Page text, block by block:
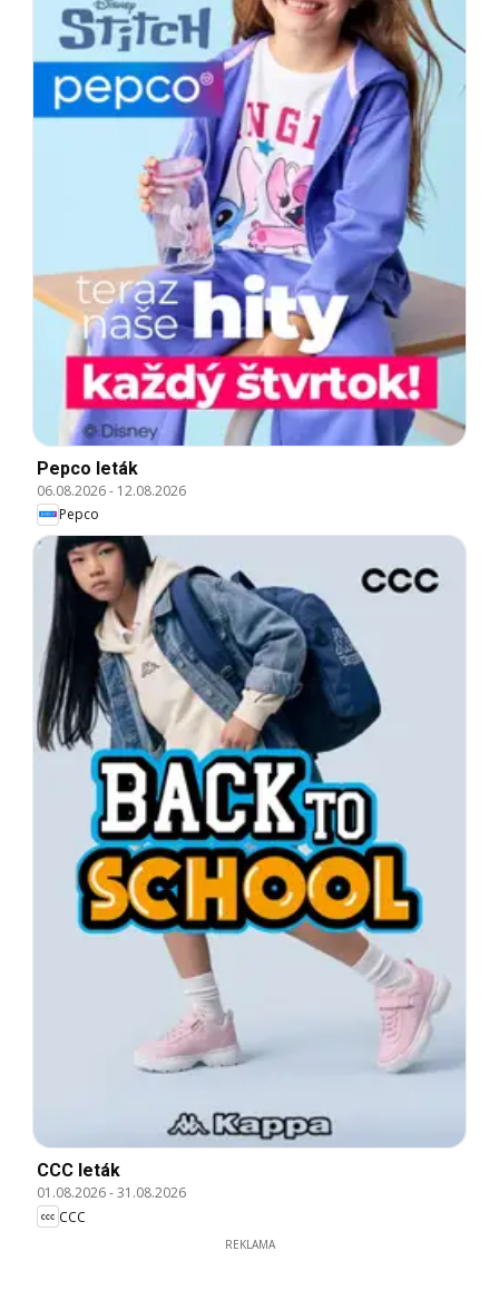
Pepco leták
06.08.2026- 12.08.2026
Pepco
CCC leták
01.08.2026-31.08.2026
CCC
REKLAMA